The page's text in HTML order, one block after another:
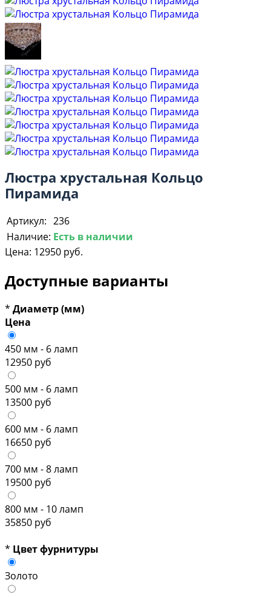
Люстра хрустальная Кольцо
Пирамида
Артикул: 236
Наличие: Есть в наличии
Цена: 12950 руб.
Доступные варианты
* Диаметр (мм)
Цена
450 мм - 6 ламп
12950 руб
500 мм - 6 ламп
13500 руб
600 мм - 6 ламп
16650 руб
700 мм - 8 ламп
19500 руб
800 мм - 10 ламп
35850 руб
* Цвет фурнитуры
Золото